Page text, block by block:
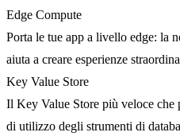
Edge Compute
Porta le tue app a livello edge: la
aiuta a creare esperienze
Key Value Store
Il Key Value Store più veloce che
di utilizzo degli strumenti di